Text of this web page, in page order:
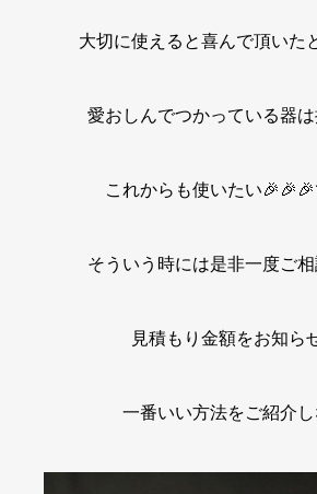
大切に使えると喜んで頂いた
愛おしんでつかっている器
これからも使いたい
そういう時には是非一度ご
見積もり金額をお知ら
一番いい方法をご紹介